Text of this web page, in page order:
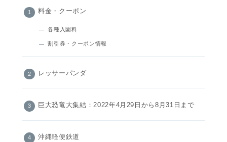
料金・クーポン
各種入園料
割引券・クーポン情報
レッサーパンダ
巨大恐竜大集結：2022年4月29日から8月31日まで
沖縄軽便鉄道